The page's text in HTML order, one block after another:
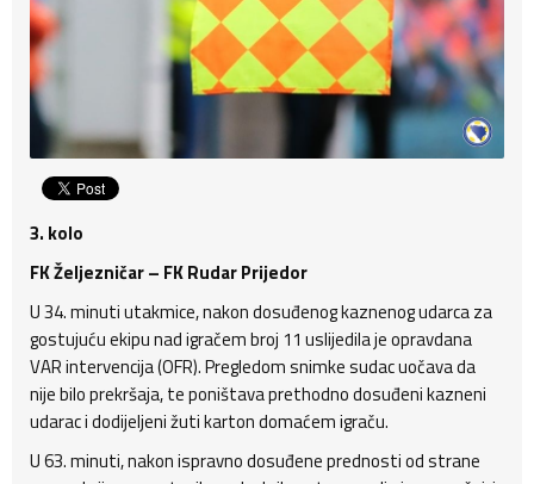
3. kolo
FK Željezničar – FK Rudar Prijedor
U 34. minuti utakmice, nakon dosuđenog kaznenog udarca za
gostujuću ekipu nad igračem broj 11 uslijedila je opravdana
VAR intervencija (OFR). Pregledom snimke sudac uočava da
nije bilo prekršaja, te poništava prethodno dosuđeni kazneni
udarac i dodijeljeni žuti karton domaćem igraču.
U 63. minuti, nakon ispravno dosuđene prednosti od strane